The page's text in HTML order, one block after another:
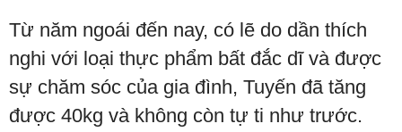
Từ năm ngoái đến nay, có lẽ do dần thích
nghi với loại thực phẩm bất đắc dĩ và được
sự chăm sóc của gia đình, Tuyến đã tăng
được 40kg và không còn tự ti như trước.